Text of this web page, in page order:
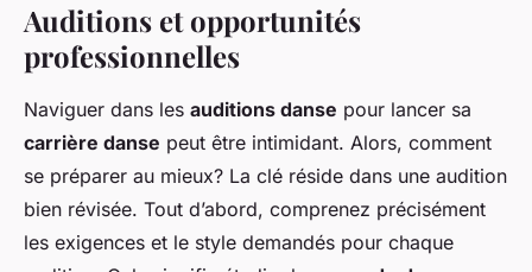
Auditions et opportunités
professionnelles
Naviguer dans les auditions danse pour lancer sa
carrière danse peut être intimidant. Alors, comment
se préparer au mieux? La clé réside dans une audition
bien révisée. Tout d’abord, comprenez précisément
les exigences et le style demandés pour chaque